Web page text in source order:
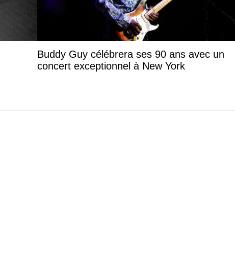
Buddy Guy célébrera ses 90 ans avec un
concert exceptionnel à New York